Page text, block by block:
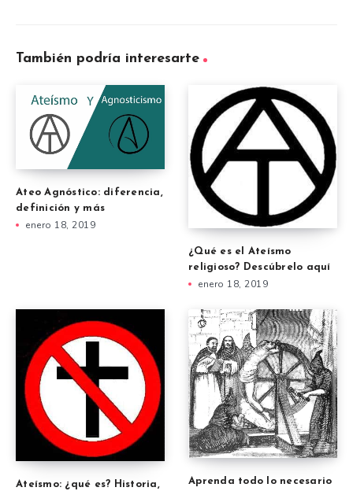
También podría interesarte
Ateo Agnóstico: diferencia,
definición y más
enero 18, 2019
¿Qué es el Ateísmo
religioso? Descúbrelo aquí
enero 18, 2019
Ateísmo: ¿qué es? Historia,
Aprenda todo lo necesario